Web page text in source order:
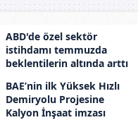
ABD'de özel sektör
istihdamı temmuzda
beklentilerin altında arttı
BAE’nin ilk Yüksek Hızlı
Demiryolu Projesine
Kalyon İnşaat imzası